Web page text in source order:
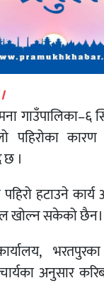
गाउँपालिका–६
कारण
।
हटाउने
खोल्न सकेको छैन।
अनुसार